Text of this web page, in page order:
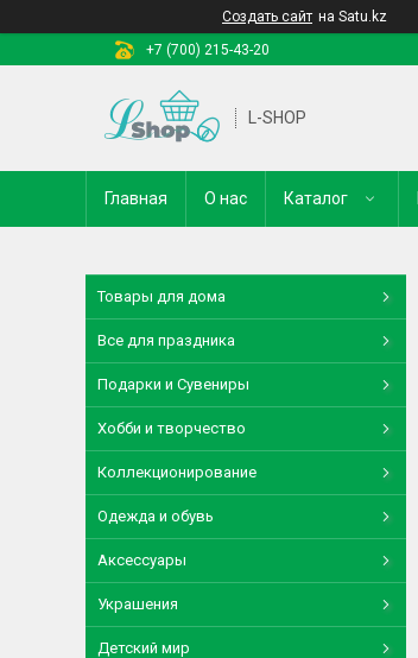
Создать сайт на Satu.kz
+7 (700) 215-43-20
L-SHOP
Главная О нас Каталог
Товары для дома
Все для праздника
Подарки и Сувениры
Хобби и творчество
Коллекционирование
Одежда и обувь
Аксессуары
Украшения
Детский мир